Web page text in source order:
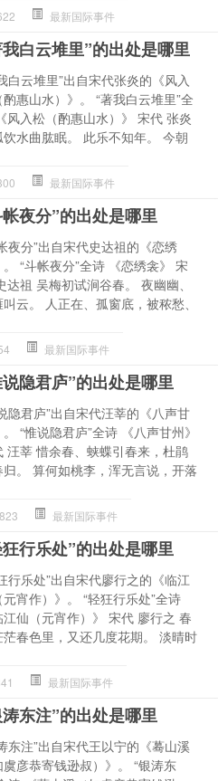
最新国际事件
白云堆里”的出处是哪里
白云堆里”出自宋代张炎的《风入
惠山水）》。 “著我白云堆里”全
风入松（酌惠山水）》 宋代 张炎
饮水曲肱眠。 此乐不知年。 今朝
最新国际事件
夜分”的出处是哪里
夜分”出自宋代史达祖的《恋绣
“斗帐夜分”全诗 《恋绣衾》 宋
达祖 吴梅初试涧谷春。 夜幽幽、
云。 人正在、孤窗底，被秾愁、
最新国际事件
隐君庐”的出处是哪里
隐君庐”出自宋代汪莘的《八声甘
“惟说隐君庐”全诗 《八声甘州》
汪莘 惜余春、蛱蝶引春来，杜鹃
归。 算何如桃李，浑无言说，开落
823 最新国际事件
行乐处”的出处是哪里
行乐处”出自宋代廖行之的《临江
宵作）》。 “轻狂行乐处”全诗
江仙（元宵作）》 宋代 廖行之 春
茫春色里，又还几度花期。 淡晴时
最新国际事件
东注”的出处是哪里
东注”出自宋代王以宁的《蓦山溪
虞彦恭寄钱逊叔）》。 “银涛东